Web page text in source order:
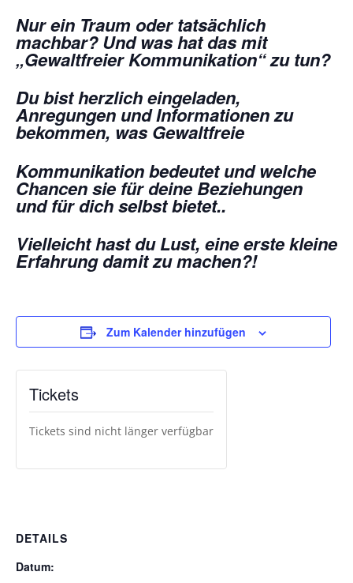
Nur ein Traum oder tatsächlich
machbar?Und was hat das mit
„Gewaltfreier Kommunikation“ zu tun?
Du bist herzlich eingeladen,
Anregungen und Informationen zu
bekommen, was Gewaltfreie
Kommunikation bedeutet und welche
Chancen sie für deine Beziehungen
und für dich selbst bietet..
Vielleicht hast du Lust, eine erste kleine
Erfahrung damit zu machen?!
Zum Kalender hinzufügen
DETAILS
Datum:
Tickets
Tickets sind nicht länger verfügbar